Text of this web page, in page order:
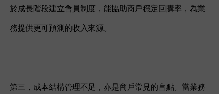
於成長階段建立會員制度，能協助商戶穩定回購率，為業
務提供更可預測的收入來源。
第三，成本結構管理不足，亦是商戶常見的盲點。當業務